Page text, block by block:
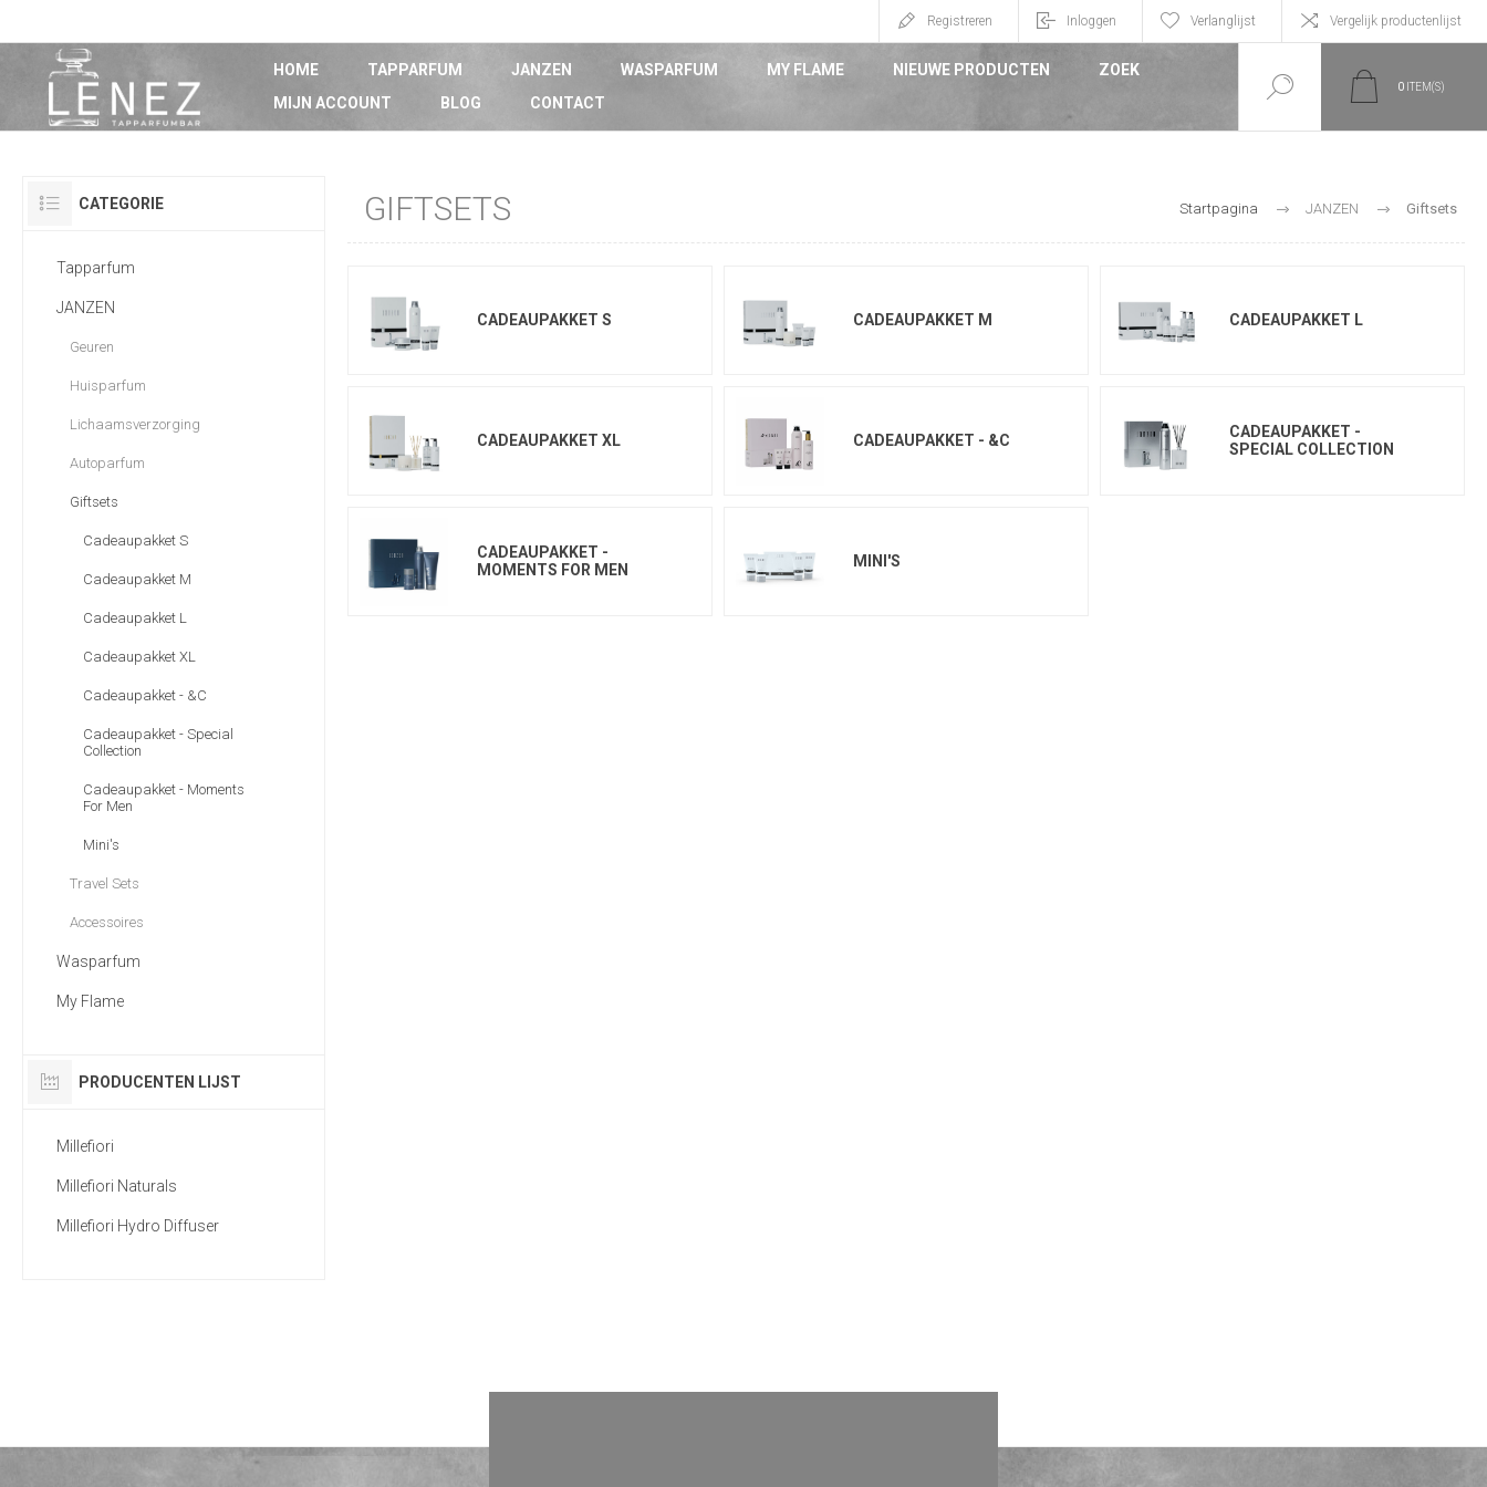
Registreren Inloggen Verlanglijst Vergelijk productenlijst
HOME TAPPARFUM JANZEN WASPARFUM MY FLAME NIEUWE PRODUCTEN
ZOEK
MIJN ACCOUNT
BLOG CONTACT
0 ITEM(S)
Startpagina JANZEN Giftsets
GIFTSETS
CADEAUPAKKET S CADEAUPAKKET M CADEAUPAKKET L
CADEAUPAKKET XL CADEAUPAKKET - &C
CADEAUPAKKET -
SPECIAL COLLECTION
CADEAUPAKKET -
MOMENTS FOR MEN
MINI'S
CATEGORIE
Tapparfum
JANZEN
Geuren
Huisparfum
Lichaamsverzorging
Autoparfum
Giftsets
Cadeaupakket S
Cadeaupakket M
Cadeaupakket L
Cadeaupakket XL
Cadeaupakket - &C
Cadeaupakket - Special
Collection
Cadeaupakket - Moments
For Men
Mini's
Travel Sets
Accessoires
Wasparfum
My Flame
PRODUCENTEN LIJST
Millefiori
Millefiori Naturals
Millefiori Hydro Diffuser